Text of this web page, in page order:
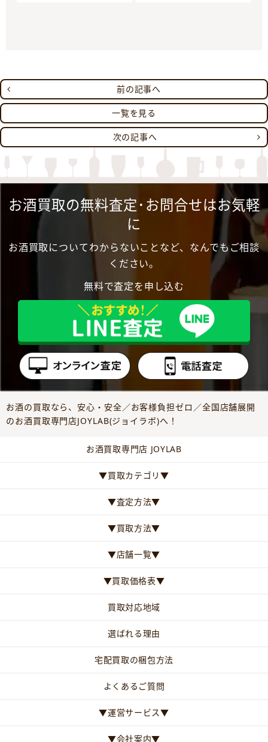
前の記事へ
一覧を見る
次の記事へ
お酒買取の無料査定･お問合せはお気軽
に
お酒買取についてわからないことなど、なんでもご相談
ください。
無料で査定を申し込む
お酒の買取なら、安心・安全／お客様負担ゼロ／全国店舗展開
のお酒買取専門店JOYLAB(ジョイラボ)へ！
お酒買取専門店 JOYLAB
▼買取カテゴリ▼
▼査定方法▼
▼買取方法▼
▼店舗一覧▼
▼買取価格表▼
買取対応地域
選ばれる理由
宅配買取の梱包方法
よくあるご質問
▼運営サービス▼
▼会社案内▼